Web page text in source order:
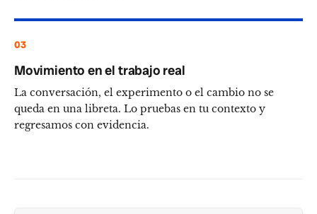
03
Movimiento en el trabajo real
La conversación, el experimento o el cambio no se
queda en una libreta. Lo pruebas en tu contexto y
regresamos con evidencia.